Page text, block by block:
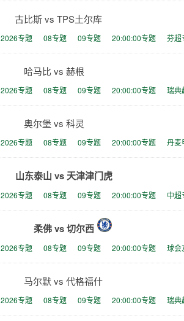
古比斯 vs TPS土尔库
2026专题 08专题 09专题 20:00:00专题 芬超
哈马比 vs 赫根
2026专题 08专题 09专题 20:00:00专题 瑞典
奥尔堡 vs 科灵
2026专题 08专题 09专题 20:00:00专题 丹麦
山东泰山 vs 天津津门虎
2026专题 08专题 09专题 20:00:00专题 中超
柔佛 vs 切尔西
2026专题 08专题 09专题 20:00:00专题 球会
马尔默 vs 代格福什
2026专题 08专题 09专题 20:00:00专题 瑞典